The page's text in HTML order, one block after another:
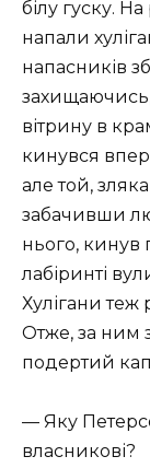
білу гуску.
напали
напасників
вітрину в
кинувся
але той,
забачивши
нього, кинув
лабіринті
Хулігани теж
Отже, за ним
подертий
— Яку
власникові?